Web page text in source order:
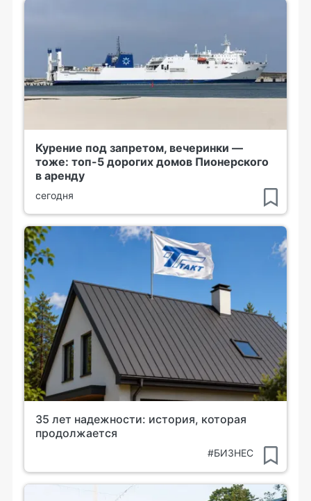
Курение под запретом, вечеринки —
тоже: топ-5 дорогих домов Пионерского
в аренду
сегодня
35 лет надежности: история, которая
продолжается
#БИЗНЕС